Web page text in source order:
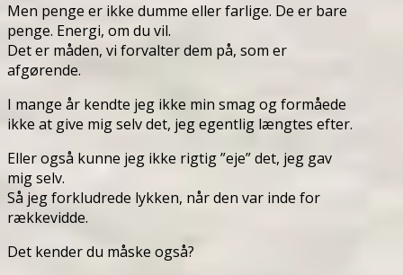
Men penge er ikke dumme eller farlige. De er bare
penge. Energi, om du vil.
Det er måden, vi forvalter dem på, som er
afgørende.
I mange år kendte jeg ikke min smag og formåede
ikke at give mig selv det, jeg egentlig længtes efter.
Eller også kunne jeg ikke rigtig ”eje” det, jeg gav
mig selv.
Så jeg forkludrede lykken, når den var inde for
rækkevidde.
Det kender du måske også?